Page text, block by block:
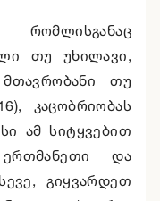
რომლისგანაც
თუ უხილავი,
თუ
კაცობრიობას
ამ სიტყვებით
ერთმანეთი და
გიყვარდეთ